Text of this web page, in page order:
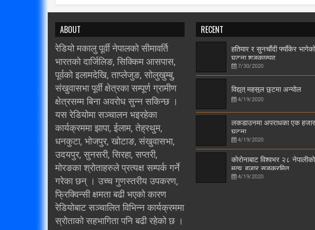
ABOUT
रेडियो मकालु पूर्वी नेपालको सीमावर्ति
भारतको दार्जिलिङ, सिक्किम आसपास,
पूर्वको इलामदेखि, ताप्लेजुङ, सोलुखुम्बु,
संखुवासभा पूर्वी क्षेत्रका सम्पूर्ण ग्रामीण
क्षेत्रसम्म बिना अवरोध सुन्न सकिन्छ ।
यस रेडियोमा सञ्चालन भइरहेका
कार्यक्रममा झापा, ईलाम, तेह्रथुम,
धनकुटा, भोजपुर, खोटाङ, संखुवासभा,
उदयपुर, सुनसरी, सिरहा, सप्तरी,
मोरङका श्रोताहरुले प्रत्यक्ष सम्पर्क गर्ने
गरेका छन् । उच्च गुणस्तरीय उपकरण,
फ्रिक्विन्सी क्षमता बढी भएको कारण
रेडियोबाट सञ्चालित विभिन्न कार्यक्रममा
स्रोताको सहभागिता पनि बढी रहेको छ ।
RECENT
हतियार र सुनचाँदी फ्याँकेर भागेको
घटना शङ्कास्पद
7/30/2020
विद्युत् महसुल छुटमा अन्योल
4/19/2020
लकडाउनमा अपराधका एक हजार
घटना
4/19/2020
काेराेनाबाट विश्वभर २८ नेपालीको
मृत्यु, हजार सङ्क्रमित
4/19/2020